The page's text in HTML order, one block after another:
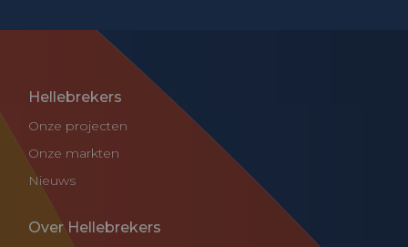
Hellebrekers
Onze projecten
Onze markten
Nieuws
Over Hellebrekers